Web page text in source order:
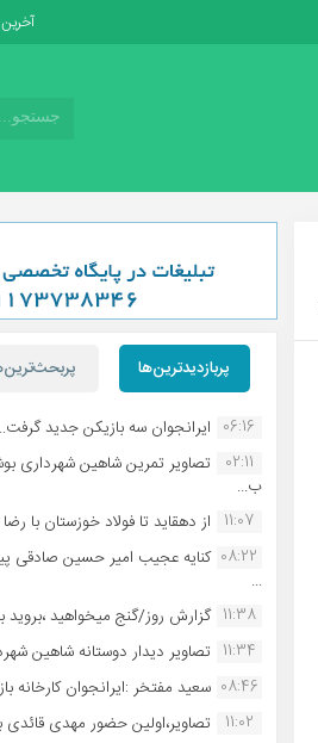
آخرین
پربازدیدترین‌ها
06:16 ایرانجوان سه بازیکن جدید
02:11
تصاویر تمرین شاهین شهردارى
ب...
11:07 از دهقاید تا فولاد خوزستان با
08:22 کنایه عجیب امیر حسین صادقی
...
11:38 گزارش روز/گنج میخواهید ،بروید
11:34 تصاویر دیدار دوستانه شاهین
08:46 سعید مفتخر :ایرانجوان کارخانه
11:02
تصاویر،اولین حضور مهدی قائدی